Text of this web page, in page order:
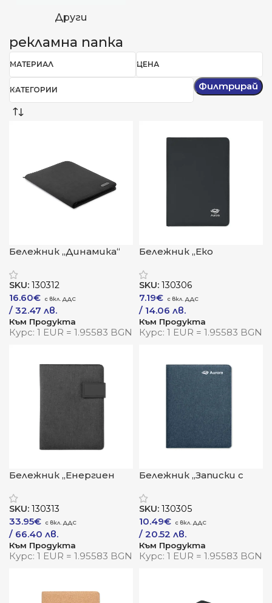
Други
рекламна папка
МАТЕРИАЛ ЦЕНА
КАТЕГОРИИ Филтрирай
Бележник „Динамика“
SKU: 130312
16.60€
/ 32.47 лв.
Към Продукта
Курс: 1 EUR = 1.95583 BGN
Бележник „Еко
SKU: 130306
7.19€
/ 14.06 лв.
Към Продукта
Курс: 1 EUR = 1.95583 BGN
Бележник „Енергиен
SKU: 130313
33.95€
/ 66.40 лв.
Към Продукта
Курс: 1 EUR = 1.95583 BGN
Бележник „Записки с
SKU: 130305
10.49€
/ 20.52 лв.
Към Продукта
Курс: 1 EUR = 1.95583 BGN